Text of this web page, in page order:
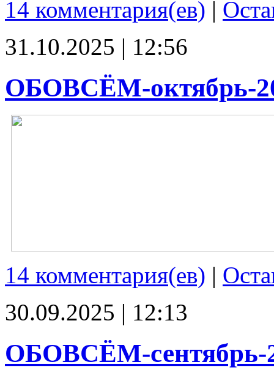
14 комментария(ев) |
31.10.2025 | 12:56
ОБОВСЁМ-октябрь-
14 комментария(ев) |
30.09.2025 | 12:13
ОБОВСЁМ-сентябрь-